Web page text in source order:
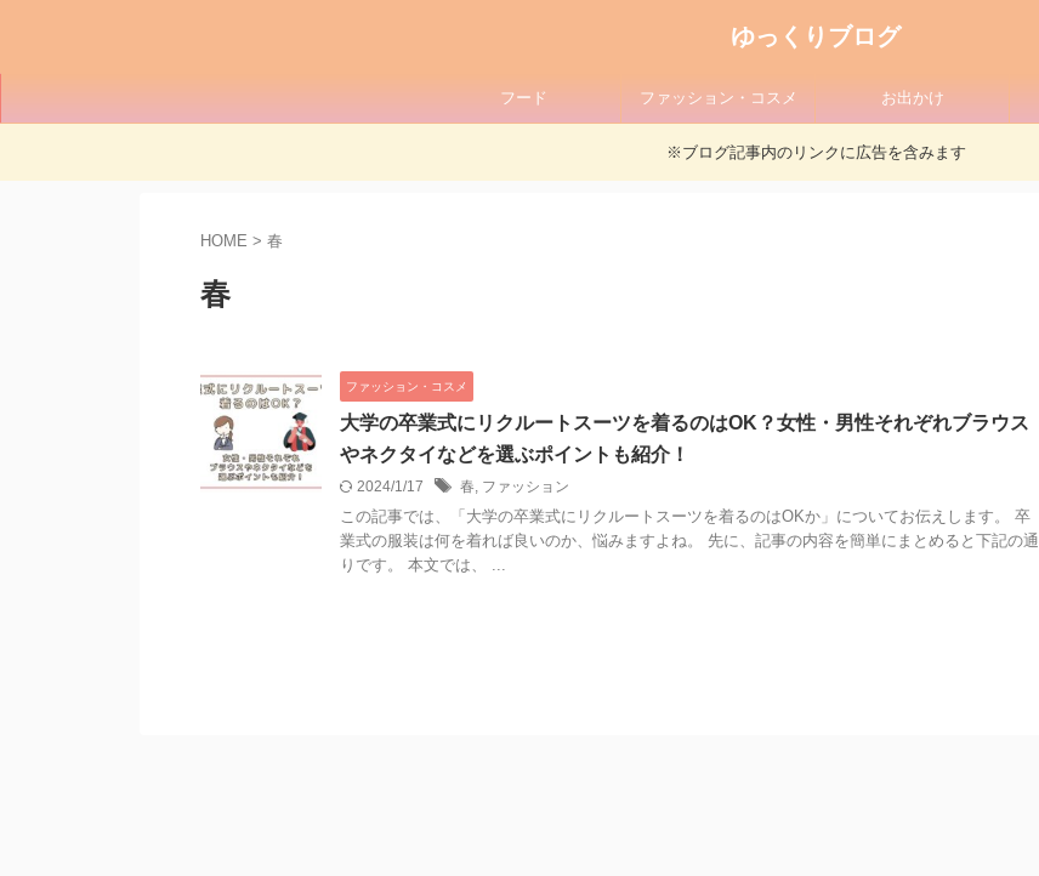
ゆっくりブログ
フード ファッション・コスメ お出かけ
※ブログ記事内のリンクに広告を含みます
HOME > 春
春
ファッション・コスメ
大学の卒業式にリクルートスーツを着るのはOK？女性・男性それぞれブラウス
やネクタイなどを選ぶポイントも紹介！
2024/1/17 春, ファッション
この記事では、「大学の卒業式にリクルートスーツを着るのはOKか」についてお伝えします。 卒
業式の服装は何を着れば良いのか、悩みますよね。 先に、記事の内容を簡単にまとめると下記の通
りです。 本文では、 ...